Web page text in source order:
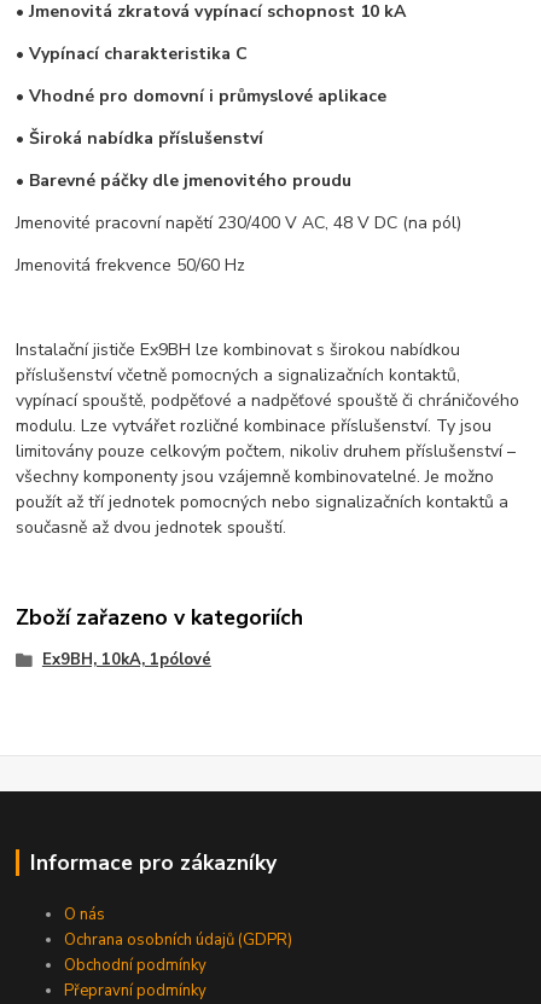
• Jmenovitá zkratová vypínací schopnost 10 kA
• Vypínací charakteristika C
• Vhodné pro domovní i průmyslové aplikace
• Široká nabídka příslušenství
• Barevné páčky dle jmenovitého proudu
Jmenovité pracovní napětí 230/400 V AC, 48 V DC (na pól)
Jmenovitá frekvence 50/60 Hz
Instalační jističe Ex9BH lze kombinovat s širokou nabídkou
příslušenství včetně pomocných a signalizačních kontaktů,
vypínací spouště, podpěťové a nadpěťové spouště či chráničového
modulu. Lze vytvářet rozličné kombinace příslušenství. Ty jsou
limitovány pouze celkovým počtem, nikoliv druhem příslušenství –
všechny komponenty jsou vzájemně kombinovatelné. Je možno
použít až tří jednotek pomocných nebo signalizačních kontaktů a
současně až dvou jednotek spouští.
Zboží zařazeno v kategoriích
Ex9BH, 10kA, 1pólové
Informace pro zákazníky
O nás
Ochrana osobních údajů (GDPR)
Obchodní podmínky
Přepravní podmínky